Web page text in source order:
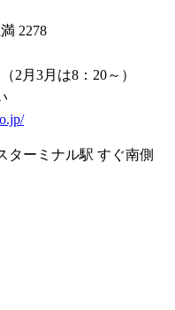
2278
2月3月は8：20～）
ターミナル駅 すぐ南側